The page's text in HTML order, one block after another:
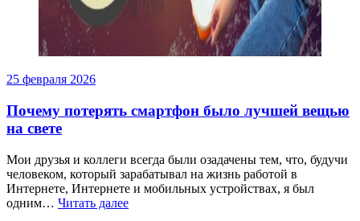
25 февраля 2026
Почему потерять смартфон было лучшей вещью
на свете
Мои друзья и коллеги всегда были озадачены тем, что, будучи
человеком, который зарабатывал на жизнь работой в
Интернете, Интернете и мобильных устройствах, я был
одним… Читать далее